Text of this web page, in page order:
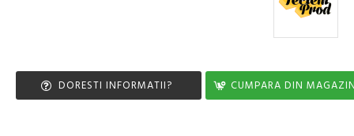
DORESTI INFORMATII? CUMPARA DIN